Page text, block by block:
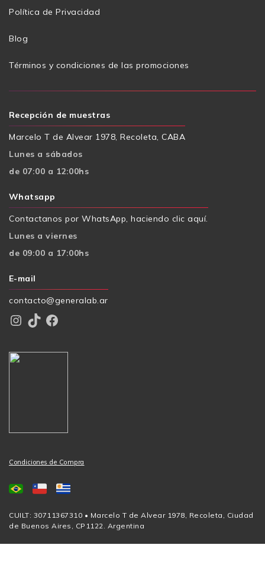
Política de Privacidad
Blog
Términos y condiciones de las promociones
Recepción de muestras
Marcelo T de Alvear 1978, Recoleta, CABA
Lunes a sábados
de 07:00 a 12:00hs
Whatsapp
Contactanos por WhatsApp, haciendo clic aquí.
Lunes a viernes
de 09:00 a 17:00hs
E-mail
contacto@generalab.ar
Instagram TikTok Facebook
Condiciones de Compra
CUILT: 30711367310 • Marcelo T de Alvear 1978, Recoleta, Ciudad
de Buenos Aires, CP1122. Argentina